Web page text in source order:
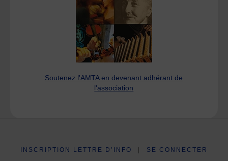
Soutenez l'AMTA en devenant adhérant de
l'association
INSCRIPTION LETTRE D’INFO SE CONNECTER